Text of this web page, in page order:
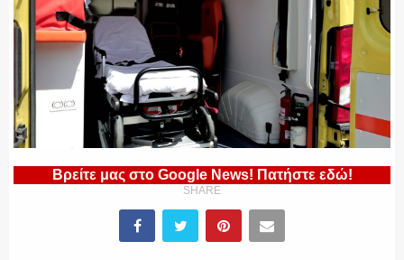
ΟΜΑΔΑ “Ζ”
ΕΚΑΜ
Βρείτε μας στο Google News! Πατήστε εδώ!
SHARE